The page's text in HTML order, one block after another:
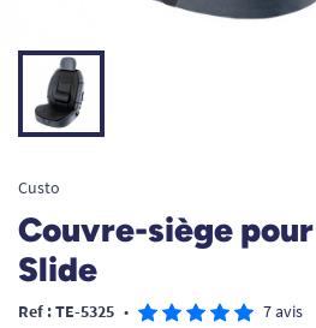
Custo
Couvre-siège
Slide
Ref : TE-5325 • 7 avis